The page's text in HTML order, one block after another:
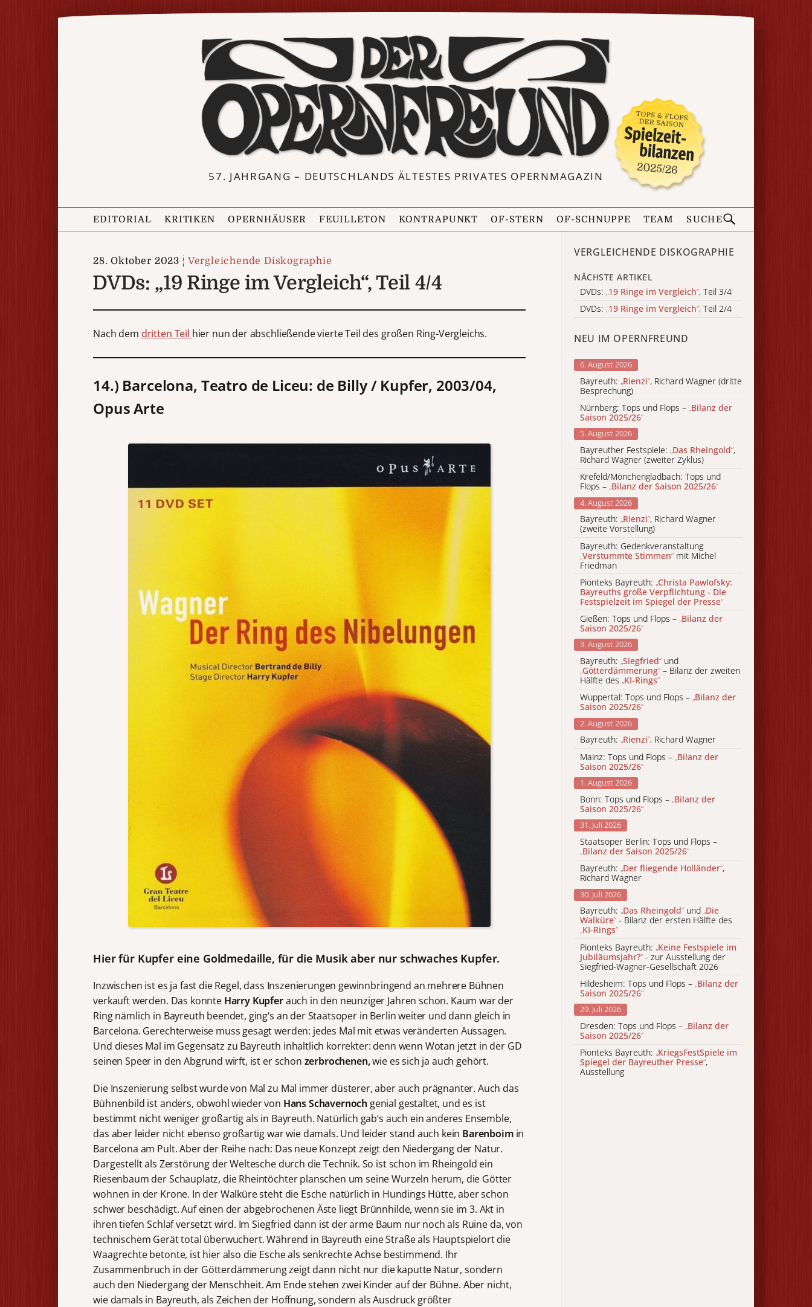
57. JAHRGANG – DEUTSCHLANDS ÄLTESTES PRIVATES OPERNMAGAZIN
EDITORIAL KRITIKEN OPERNHÄUSER FEUILLETON KONTRAPUNKT OF-STERN OF-SCHNUPPE TEAM SUCHE
28. Oktober 2023 Vergleichende Diskographie
DVDs: „19 Ringe im Vergleich“, Teil 4/4
Nach dem dritten Teil hier nun der abschließende vierte Teil des großen Ring-Vergleichs.
14.) Barcelona, Teatro de Liceu: de Billy / Kupfer, 2003/04,
Opus Arte
Hier für Kupfer eine Goldmedaille, für die Musik aber nur schwaches Kupfer.
Inzwischen ist es ja fast die Regel, dass Inszenierungen gewinnbringend an mehrere Bühnen
verkauft werden. Das konnte Harry Kupferauch in den neunziger Jahren schon. Kaum war der
Ring nämlich in Bayreuth beendet, ging‘s an der Staatsoper in Berlin weiter und dann gleich in
Barcelona. Gerechterweise muss gesagt werden: jedes Mal mit etwas veränderten Aussagen.
Und dieses Mal im Gegensatz zu Bayreuth inhaltlich korrekter: denn wenn Wotan jetzt in der GD
seinen Speer in den Abgrund wirft, ist er schon zerbrochenen,wie es sich ja auch gehört.
Die Inszenierung selbst wurde von Mal zu Mal immer düsterer, aber auch prägnanter. Auch das
Bühnenbild ist anders, obwohl wieder von Hans Schavernoch genial gestaltet, und es ist
bestimmt nicht weniger großartig als in Bayreuth. Natürlich gab‘s auch ein anderes Ensemble,
das aber leider nicht ebenso großartig war wie damals. Und leider stand auch kein Barenboimin
Barcelona am Pult. Aber der Reihe nach: Das neue Konzept zeigt den Niedergang der Natur.
Dargestellt als Zerstörung der Weltesche durch die Technik. So ist schon im Rheingold ein
Riesenbaum der Schauplatz, die Rheintöchter planschen um seine Wurzeln herum, die Götter
wohnen in der Krone. In der Walküre steht die Esche natürlich in Hundings Hütte, aber schon
schwer beschädigt. Auf einen der abgebrochenen Äste liegt Brünnhilde, wenn sie im 3. Akt in
ihren tiefen Schlaf versetzt wird. Im Siegfried dann ist der arme Baum nur noch als Ruine da, von
technischem Gerät total überwuchert. Während in Bayreuth eine Straße als Hauptspielort die
Waagrechte betonte, ist hier also die Esche als senkrechte Achse bestimmend. Ihr
Zusammenbruch in der Götterdämmerung zeigt dann nicht nur die kaputte Natur, sondern
auch den Niedergang der Menschheit. Am Ende stehen zwei Kinder auf der Bühne. Aber nicht,
wie damals in Bayreuth, als Zeichen der Hoffnung, sondern als Ausdruck größter
VERGLEICHENDE DISKOGRAPHIE
NÄCHSTE ARTIKEL
DVDs: „19 Ringe im Vergleich“, Teil 3/4
DVDs: „19 Ringe im Vergleich“, Teil 2/4
NEU IM OPERNFREUND
6. August 2026
Bayreuth: „Rienzi“, Richard Wagner (dritte
Besprechung)
Nürnberg: Tops und Flops – „Bilanz der
Saison 2025/26“
5. August 2026
Bayreuther Festspiele: „Das Rheingold“,
Richard Wagner (zweiter Zyklus)
Krefeld/Mönchengladbach: Tops und
Flops – „Bilanz der Saison 2025/26“
4. August 2026
Bayreuth: „Rienzi“, Richard Wagner
(zweite Vorstellung)
Bayreuth: Gedenkveranstaltung
„Verstummte Stimmen“ mit Michel
Friedman
Pionteks Bayreuth: „Christa Pawlofsky:
Bayreuths große Verpflichtung - Die
Festspielzeit im Spiegel der Presse“
Gießen: Tops und Flops – „Bilanz der
Saison 2025/26“
3. August 2026
Bayreuth: „Siegfried“ und
„Götterdämmerung“ – Bilanz der zweiten
Hälfte des „KI-Rings“
Wuppertal: Tops und Flops – „Bilanz der
Saison 2025/26“
2. August 2026
Bayreuth: „Rienzi“, Richard Wagner
Mainz: Tops und Flops – „Bilanz der
Saison 2025/26“
1. August 2026
Bonn: Tops und Flops – „Bilanz der
Saison 2025/26“
31. Juli 2026
Staatsoper Berlin: Tops und Flops –
„Bilanz der Saison 2025/26“
Bayreuth: „Der fliegende Holländer“,
Richard Wagner
30. Juli 2026
Bayreuth: „Das Rheingold“ und „Die
Walküre“ - Bilanz der ersten Hälfte des
„KI-Rings“
Pionteks Bayreuth: „Keine Festspiele im
Jubiläumsjahr?“ - zur Ausstellung der
Siegfried-Wagner-Gesellschaft 2026
Hildesheim: Tops und Flops – „Bilanz der
Saison 2025/26“
29. Juli 2026
Dresden: Tops und Flops – „Bilanz der
Saison 2025/26“
Pionteks Bayreuth: „KriegsFestSpiele im
Spiegel der Bayreuther Presse“,
Ausstellung